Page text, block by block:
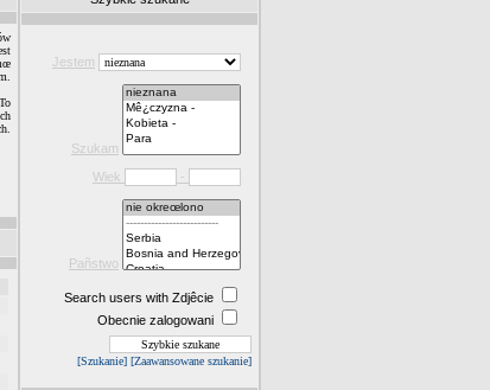
Jestem
Szukam
Wiek
-
Pañstwo
Search users with Zdjêcie
Obecnie zalogowani
[Szukanie] [Zaawansowane szukanie]